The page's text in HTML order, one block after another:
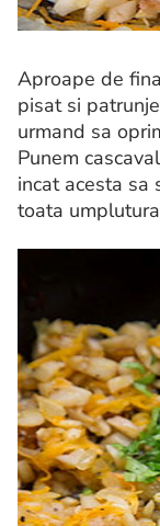
Aproape de
pisat si
urmand sa
Punem
incat acesta sa
toata